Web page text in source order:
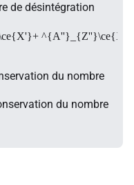
de désintégration
^{A''}_{Z''}\ce{X''}
du nombre
du nombre